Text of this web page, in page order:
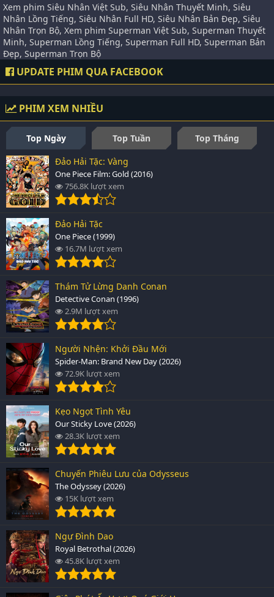
Xem phim Siêu Nhân Việt Sub, Siêu Nhân Thuyết Minh, Siêu
Nhân Lồng Tiếng, Siêu Nhân Full HD, Siêu Nhân Bản Đẹp, Siêu
Nhân Trọn Bộ, Xem phim Superman Việt Sub, Superman Thuyết
Minh, Superman Lồng Tiếng, Superman Full HD, Superman Bản
Đẹp, Superman Trọn Bộ
UPDATE PHIM QUA FACEBOOK
PHIM XEM NHIỀU
Top Ngày Top Tuần
Top Tháng
Đảo Hải Tặc: Vàng
One Piece Film: Gold (2016)
756.8K lượt xem
Đảo Hải Tặc
One Piece (1999)
16.7M lượt xem
Thám Tử Lừng Danh Conan
Detective Conan (1996)
2.9M lượt xem
Người Nhện: Khởi Đầu Mới
Spider-Man: Brand New Day (2026)
72.9K lượt xem
Kẹo Ngọt Tình Yêu
Our Sticky Love (2026)
28.3K lượt xem
Chuyến Phiêu Lưu của Odysseus
The Odyssey (2026)
15K lượt xem
Ngự Đình Dao
Royal Betrothal (2026)
45.8K lượt xem